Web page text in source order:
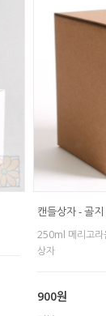
캔들상자 - 골
250ml 메리고라
상자
900원